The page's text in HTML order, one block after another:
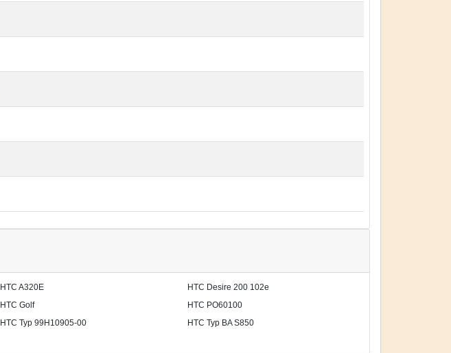
HTC A320E
HTC Desire 200 102e
HTC Golf
HTC PO60100
HTC Typ 99H10905-00
HTC Typ BA S850